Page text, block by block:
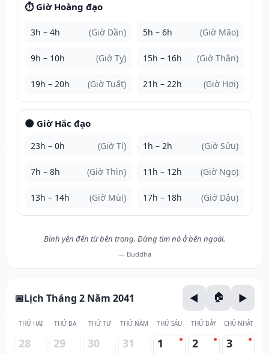
⏱️ Giờ Hoàng đạo
3h – 4h (Giờ Dần) 5h – 6h (Giờ Mão)
9h – 10h (Giờ Tỵ) 15h – 16h (Giờ Thân)
19h – 20h (Giờ Tuất) 21h – 22h (Giờ Hợi)
🌑 Giờ Hắc đạo
23h – 0h (Giờ Tí) 1h – 2h (Giờ Sửu)
7h – 8h (Giờ Thìn) 11h – 12h (Giờ Ngọ)
13h – 14h (Giờ Mùi) 17h – 18h (Giờ Dậu)
Bình yên đến từ bên trong. Đừng tìm nó ở bên ngoài.
— Buddha
Lịch Tháng 2 Năm 2041
THỨ HAI THỨ BA THỨ TƯ THỨ NĂM THỨ SÁU THỨ BẢY CHỦ NHẬT
28 29 30 31 1 2 3